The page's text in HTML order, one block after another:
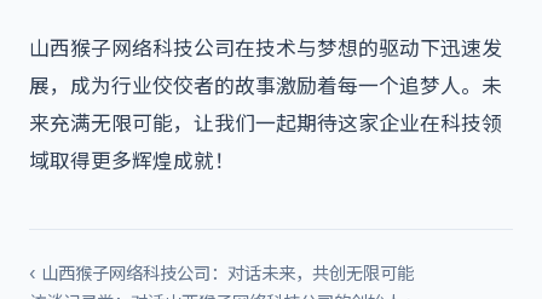
山西猴子网络科技公司在技术与梦想的驱动下迅速发
展，成为行业佼佼者的故事激励着每一个追梦人。未
来充满无限可能，让我们一起期待这家企业在科技领
域取得更多辉煌成就！
‹ 山西猴子网络科技公司：对话未来，共创无限可能